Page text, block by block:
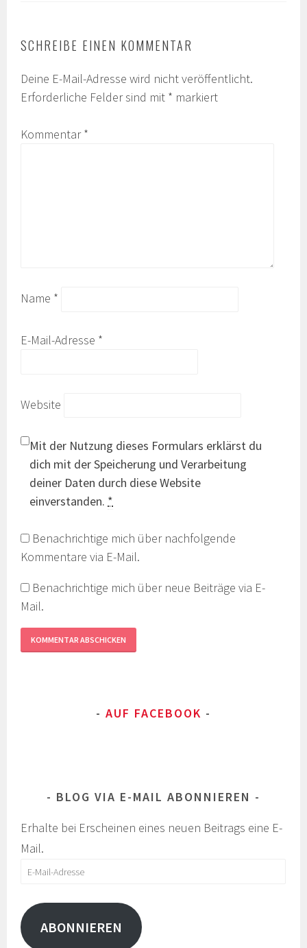
SCHREIBE EINEN KOMMENTAR
Deine E-Mail-Adresse wird nicht veröffentlicht.
Erforderliche Felder sind mit * markiert
Kommentar*
Name *
E-Mail-Adresse *
Website
Mit der Nutzung dieses Formulars erklärst du
dich mit der Speicherung und Verarbeitung
deiner Daten durch diese Website
einverstanden. *
Benachrichtige mich über nachfolgende
Kommentare via E-Mail.
Benachrichtige mich über neue Beiträge via E-
Mail.
AUF FACEBOOK
BLOG VIA E-MAIL ABONNIEREN
Erhalte bei Erscheinen eines neuen Beitrags eine E-
Mail.
E-
Adresse
ABONNIEREN